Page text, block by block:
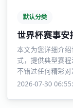
默认分类
世界杯赛事安
本文为您详细介
式，提供典型赛程
不错过任何精彩对
2026-07-30